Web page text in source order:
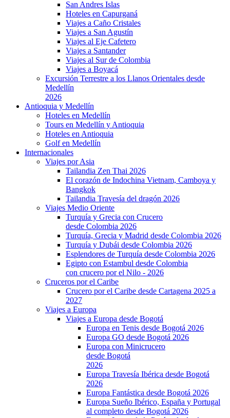
San Andres Islas
Hoteles en Capurganá
Viajes a Caño Cristales
Viajes a San Agustín
Viajes al Eje Cafetero
Viajes a Santander
Viajes al Sur de Colombia
Viajes a Boyacá
Excursión Terrestre a los Llanos Orientales desde
Medellín
2026
Antioquia y Medellín
Hoteles en Medellín
Tours en Medellín y Antioquia
Hoteles en Antioquia
Golf en Medellín
Internacionales
Viajes por Asia
Tailandia Zen Thai 2026
El corazón de Indochina Vietnam, Camboya y
Bangkok
Tailandia Travesía del dragón 2026
Viajes Medio Oriente
Turquía y Grecia con Crucero
desde Colombia 2026
Turquía, Grecia y Madrid desde Colombia 2026
Turquía y Dubái desde Colombia 2026
Esplendores de Turquía desde Colombia 2026
Egipto con Estambul desde Colombia
con crucero por el Nilo - 2026
Cruceros por el Caribe
Crucero por el Caribe desde Cartagena 2025 a
2027
Viajes a Europa
Viajes a Europa desde Bogotá
Europa en Tenis desde Bogotá 2026
Europa GO desde Bogotá 2026
Europa con Minicrucero
desde Bogotá
2026
Europa Travesía Ibérica desde Bogotá
2026
Europa Fantástica desde Bogotá 2026
Europa Sueño Ibérico, España y Portugal
al completo desde Bogotá 2026